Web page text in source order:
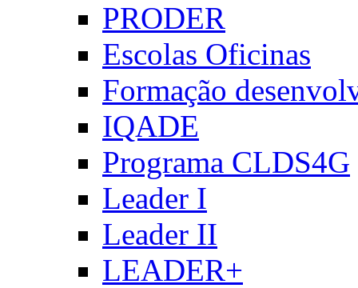
PRODER
Escolas Oficinas
Formação
IQADE
Programa CLDS4G
Leader I
Leader II
LEADER+